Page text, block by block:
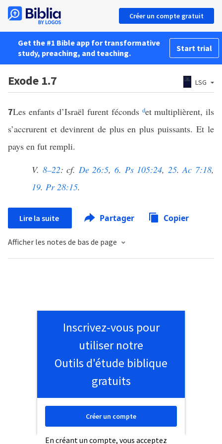
Créer un compte gratuit
Get the #1 Bible app for transformative
study, preaching, and teaching.
Start trial
Exode 1.7 LSG
7Les enfants d’Israël furent féconds det multiplièrent, ils
s’accrurent et devinrent de plus en plus puissants. Et le
pays en fut rempli.
V. 8–22: cf. De 26:5,6. Ps 105:24, 25.Ac 7:18,
19. Pr 28:15.
Lire la suite Partager Copier
Afficher les notes de bas de page
Inscrivez-vous pour
utiliser notre
Outils d'étude biblique
gratuits
En créant un compte, vous acceptez
Créer un compte